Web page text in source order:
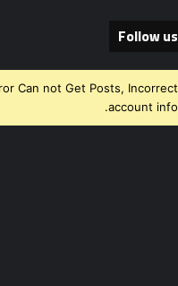
Follow us
Can not Get Posts, Incorrect
account info.